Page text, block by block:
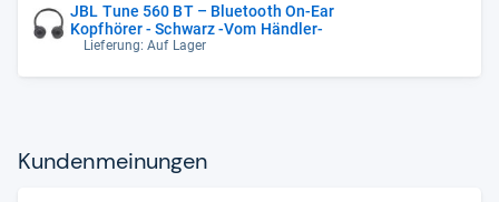
JBL Tune 560 BT – Bluetooth On-Ear
Kopfhörer - Schwarz -Vom Händler-
Lieferung: Auf Lager
Kun­den­mei­nun­gen